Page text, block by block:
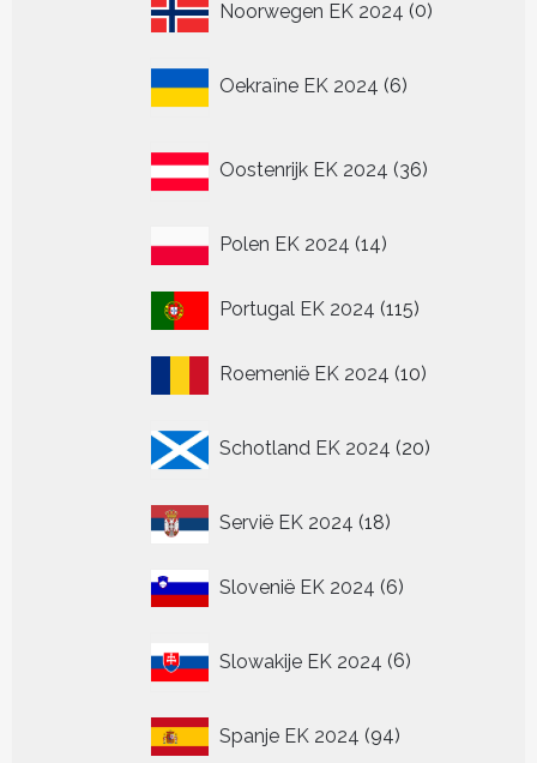
Noorwegen EK 2024 00
Oekraïne EK 2024 6
producten
Oostenrijk EK 2024 36
producten
Polen EK 2024 1414
Portugal EK 2024 115115
Roemenië EK 2024 1010
Schotland EK 2024 20
producten
Servië EK 2024 1818
Slovenië EK 2024 66
Slowakije EK 2024 6
producten
Spanje EK 2024 9494